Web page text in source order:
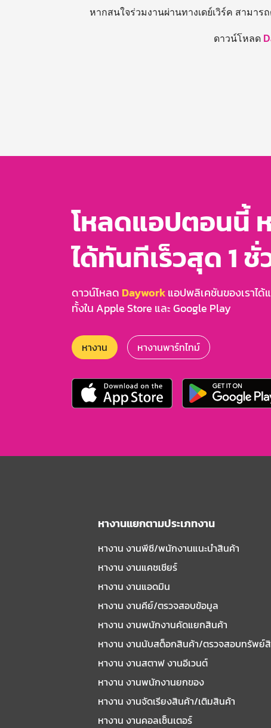
หากสนใจร่วมงานผ่านทางเดย์เวิร์ค สามา
ดาวน์โหลด
โหลดแอปตอนนี้
ได้ทันทีเร็วสุด 1 ชั่
ดาวน์โหลด Dayworkแอปพลิเคชันของเราได้
ทั้งใน Apple Store และ Google Play
หางาน หางานพาร์ทไทม์
หางานแยกตามประเภทงาน
หางาน งานพีซี/พนักงานแนะนําสินค้า
หางาน งานแคชเชียร์
หางาน งานแอดมิน
หางาน งานคีย์/ตรวจสอบข้อมูล
หางาน งานพนักงานคัดแยกสินค้า
หางาน งานนับสต็อกสินค้า/ตรวจสอบทรัพย์
หางาน งานสตาฟ งานอีเวนต์
หางาน งานพนักงานยกของ
หางาน งานจัดเรียงสินค้า/เติมสินค้า
หางาน งานคอลเซ็นเตอร์